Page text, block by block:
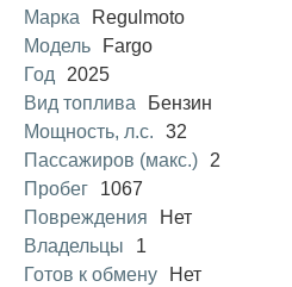
Марка
Regulmoto
Модель
Fargo
Год
2025
Вид топлива
Бензин
Мощность, л.с.
32
Пассажиров (макс.)
2
Пробег
1067
Повреждения
Нет
Владельцы
1
Готов к обмену
Нет